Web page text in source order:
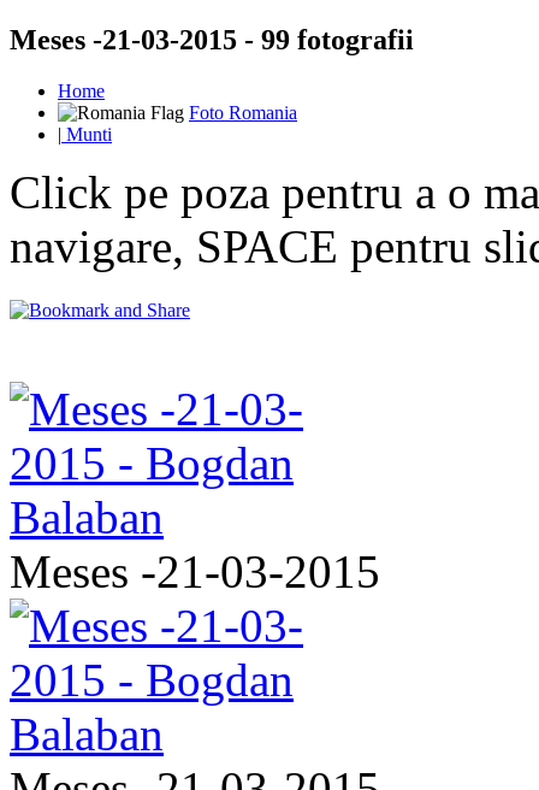
Meses -21-03-2015 - 99 fotografii
Home
Foto Romania
| Munti
Click pe poza pentru a o
navigare, SPACE pentru
Meses -21-03-2015